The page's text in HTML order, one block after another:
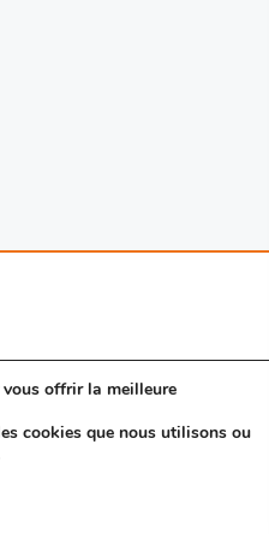
légales|Nous
offrir la meilleure
cookies que nous utilisons ou